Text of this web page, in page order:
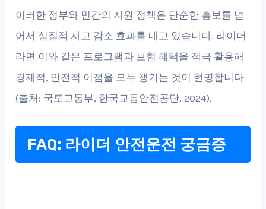
이러한 정부와 민간의 지원 정책은 단순한 홍보를 넘
어서 실질적 사고 감소 효과를 내고 있습니다. 라이더
라면 이와 같은 프로그램과 보험 혜택을 적극 활용해
경제적, 안전적 이점을 모두 챙기는 것이 현명합니다
(출처: 국토교통부, 한국교통안전공단, 2024).
FAQ: 라이더 안전운전 궁금증